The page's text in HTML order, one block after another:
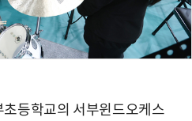
등학교의 서부윈드오케스